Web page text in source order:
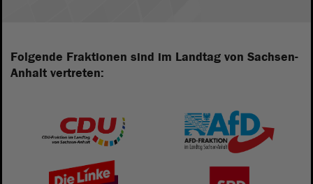
Folgende Fraktionen sind im Landtag von Sachsen-
Anhalt vertreten: